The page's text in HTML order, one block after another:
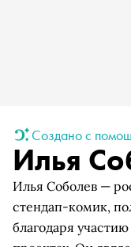
Создано с
Илья
Илья Соболев —
стендап-комик,
благодаря